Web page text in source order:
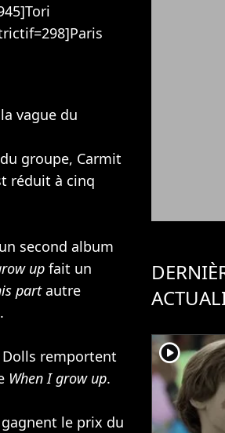
vague du
groupe, Carmit
réduit à cinq
second album
up fait un
partautre
Dolls remportent
When I grow up.
le prix du
player2